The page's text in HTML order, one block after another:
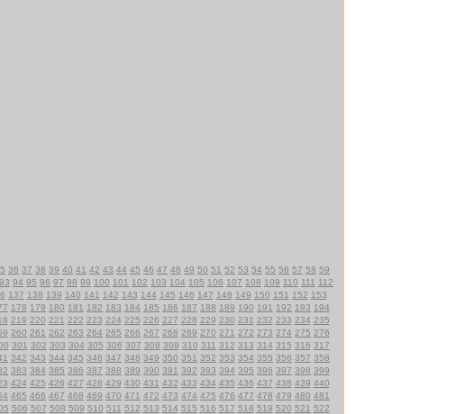
36 37 38 39 40 41 42 43 44 45 46 47 48 49 50 51 52 53 54 55 56 57 58 59
93 94 95 96 97 98 99 100 101 102 103 104 105 106 107 108 109 110 111 112
137 138 139 140 141 142 143 144 145 146 147 148 149 150 151 152 153
178 179 180 181 182 183 184 185 186 187 188 189 190 191 192 193 194
219 220 221 222 223 224 225 226 227 228 229 230 231 232 233 234 235
260 261 262 263 264 265 266 267 268 269 270 271 272 273 274 275 276
301 302 303 304 305 306 307 308 309 310 311 312 313 314 315 316 317
342 343 344 345 346 347 348 349 350 351 352 353 354 355 356 357 358
383 384 385 386 387 388 389 390 391 392 393 394 395 396 397 398 399
424 425 426 427 428 429 430 431 432 433 434 435 436 437 438 439 440
465 466 467 468 469 470 471 472 473 474 475 476 477 478 479 480 481
506 507 508 509 510 511 512 513 514 515 516 517 518 519 520 521 522